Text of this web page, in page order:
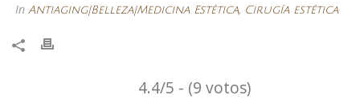
In Antiaging|Belleza|Medicina Estética, Cirugía estética
4.4/5 - (9 votos)